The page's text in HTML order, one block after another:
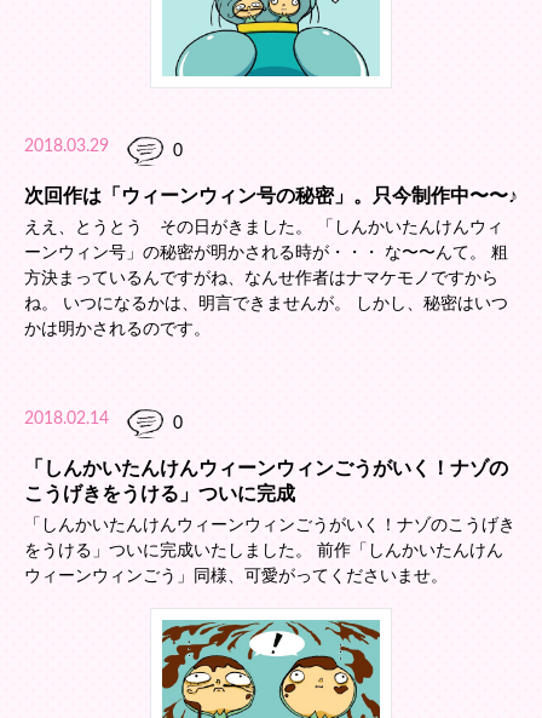
2018.03.29 0
次回作は「ウィーンウィン号の秘密」。只今制作中〜〜♪
ええ、とうとう その日がきました。 「しんかいたんけんウィ
ーンウィン号」の秘密が明かされる時が・・・ な〜〜んて。 粗
方決まっているんですがね、なんせ作者はナマケモノですから
ね。 いつになるかは、明言できませんが。 しかし、秘密はいつ
かは明かされるのです。
2018.02.14 0
「しんかいたんけんウィーンウィンごうがいく！ナゾの
こうげきをうける」ついに完成
「しんかいたんけんウィーンウィンごうがいく！ナゾのこうげき
をうける」ついに完成いたしました。 前作「しんかいたんけん
ウィーンウィンごう」同様、可愛がってくださいませ。